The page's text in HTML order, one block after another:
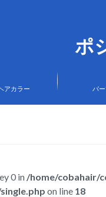
ポ
アカラー パ
0 in /home/cobahair/
on line 18